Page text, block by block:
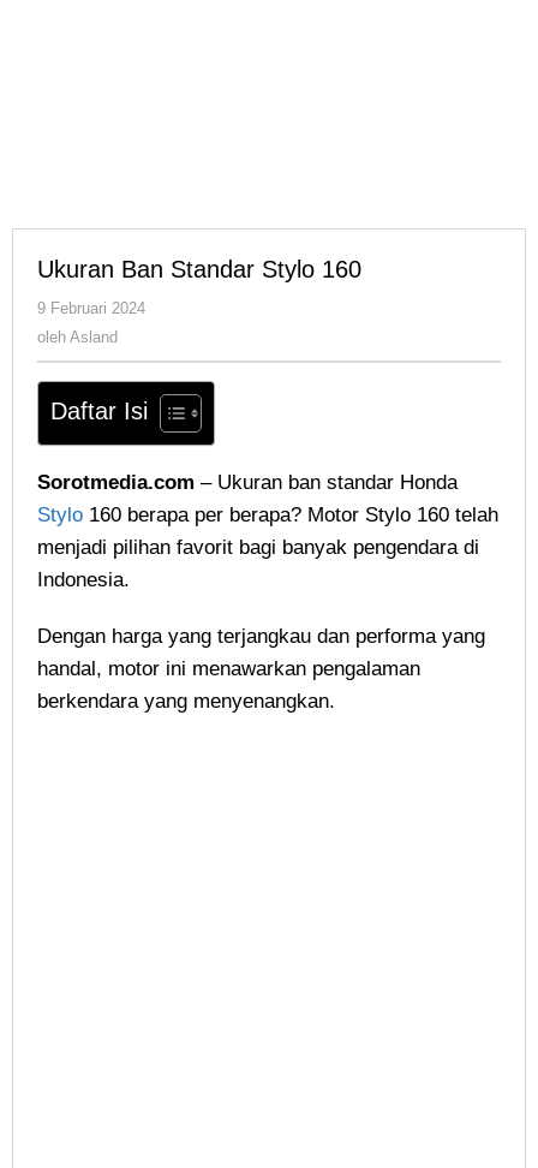
Ukuran Ban Standar Stylo 160
9 Februari 2024
oleh Asland
Daftar Isi
Sorotmedia.com – Ukuran ban standar Honda
Stylo 160 berapa per berapa? Motor Stylo 160 telah
menjadi pilihan favorit bagi banyak pengendara di
Indonesia.
Dengan harga yang terjangkau dan performa yang
handal, motor ini menawarkan pengalaman
berkendara yang menyenangkan.